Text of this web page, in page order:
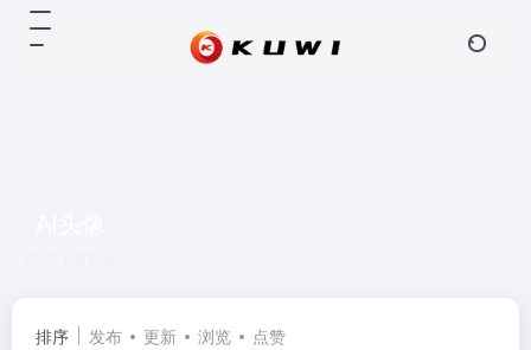
排序 发布 更新 浏览 点赞